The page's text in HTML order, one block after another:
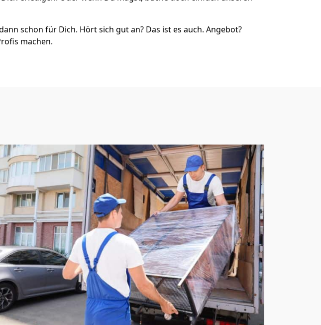
schon für Dich. Hört sich gut an? Das ist es auch. Angebot?
machen.